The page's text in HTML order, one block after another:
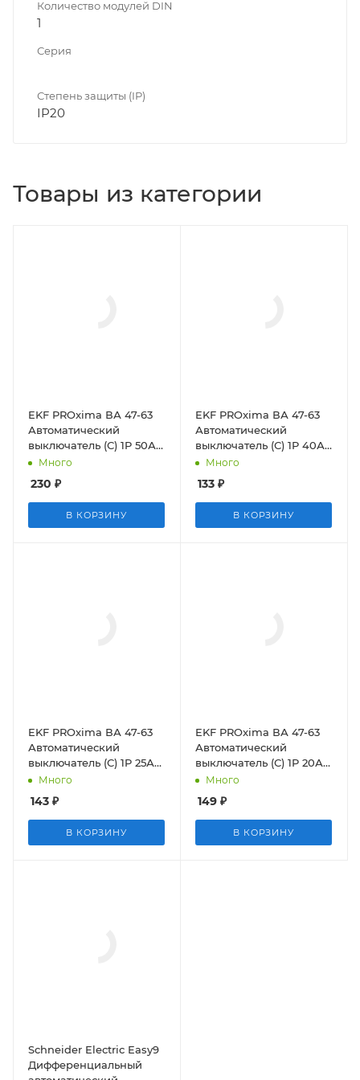
Количество модулей DIN
1
Серия
Степень защиты (IP)
IP20
Товары из категории
EKF PROxima ВА 47-63
Автоматический
выключатель (С) 1P 50А
В КОРЗИНУ
EKF PROxima ВА 47-63
Автоматический
выключатель (С) 1P 40А
В КОРЗИНУ
EKF PROxima ВА 47-63
Автоматический
выключатель (С) 1P 25А
4,5kA
Много
EKF PROxima ВА 47-63
Автоматический
выключатель (С) 1P 20А
4,5kA
Много
Schneider Electric Easy9